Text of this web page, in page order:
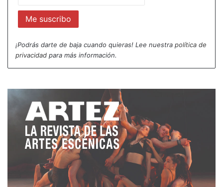
¡Podrás darte de baja cuando quieras! Lee nuestra política de
privacidad para más información.